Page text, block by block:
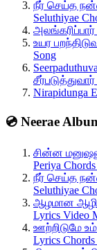
நீர் செய்த
Seluthiyae
அலங்கரிப்பார்
உயர
Song
சீர்படுத்துவார்
Nirapidunga
💿 Neerae
சின்ன
Periya
நீர் செய்த
Seluthiyae
ஆழமான
Lyrics Video
ஊற்றிடுமே
Lyrics